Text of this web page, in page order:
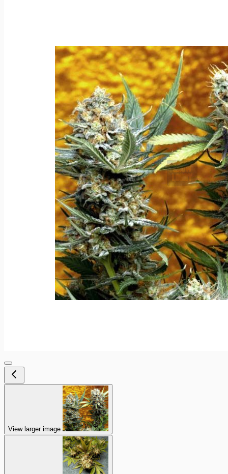
View larger image